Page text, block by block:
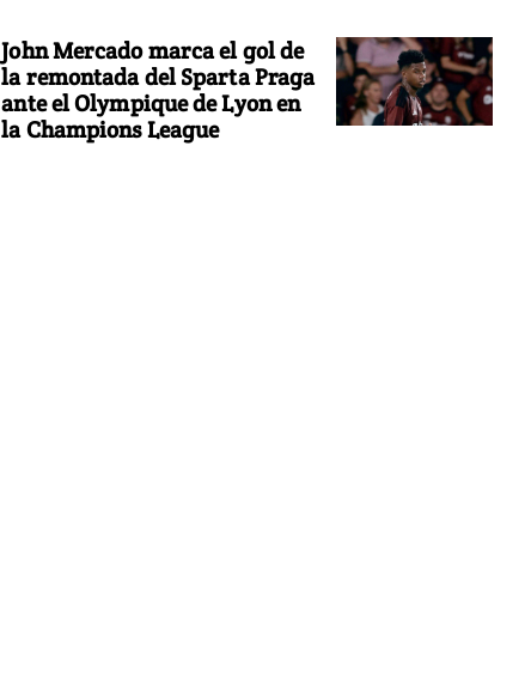
John Mercado marca el gol de
la remontada del Sparta Praga
ante el Olympique de Lyon en
la Champions League